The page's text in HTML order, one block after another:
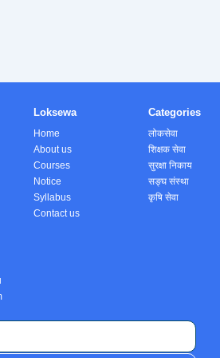
Loksewa
Home
About us
Courses
Notice
Syllabus
Contact us
Categories
लोकसेवा
शिक्षक सेवा
सुरक्षा निकाय
सङ्घ संस्था
कृषि सेवा